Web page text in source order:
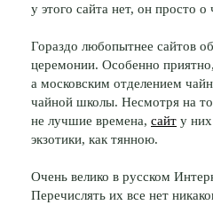
у этого сайта нет, он просто
Гораздо любопытнее сайтов
церемонии. Особенно
а московским отделением
чайной школы. Несмотря на
не лучшие времена, сайт у
экзотики, как тянною.
Очень велико в русском
Перечислять их все нет